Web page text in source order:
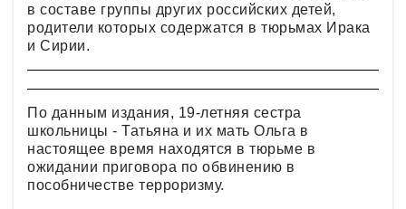
в составе группы других российских детей,
родители которых содержатся в тюрьмах Ирака
и Сирии.
По данным издания, 19-летняя сестра
школьницы - Татьяна и их мать Ольга в
настоящее время находятся в тюрьме в
ожидании приговора по обвинению в
пособничестве терроризму.